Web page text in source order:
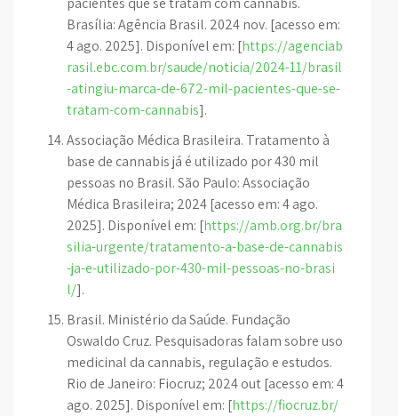
Brasília: Agência Brasil. 2024 nov. [acesso em:
4 ago. 2025]. Disponível em: [https://agenciab
rasil.ebc.com.br/saude/noticia/2024-11/brasil
-atingiu-marca-de-672-mil-pacientes-que-se-
tratam-com-cannabis].
Associação Médica Brasileira. Tratamento à
base de cannabis já é utilizado por 430 mil
pessoas no Brasil. São Paulo: Associação
Médica Brasileira; 2024 [acesso em: 4 ago.
2025]. Disponível em: [https://amb.org.br/bra
silia-urgente/tratamento-a-base-de-cannabis
-ja-e-utilizado-por-430-mil-pessoas-no-brasi
l/].
Brasil. Ministério da Saúde. Fundação
Oswaldo Cruz. Pesquisadoras falam sobre uso
medicinal da cannabis, regulação e estudos.
Rio de Janeiro: Fiocruz; 2024 out [acesso em: 4
ago. 2025]. Disponível em: [https://fiocruz.br/